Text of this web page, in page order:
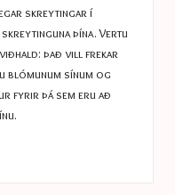
skreytingar í
þína. Vertu
það vill frekar
blómunum sínum og
fyrir þá sem eru að